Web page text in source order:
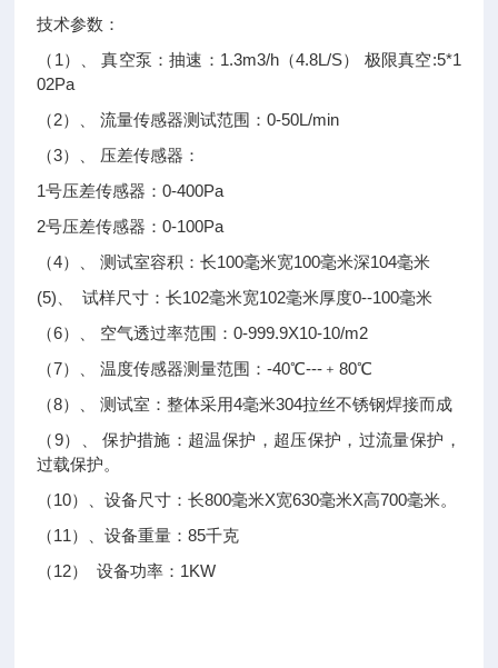
技术参数：
（1）、 真空泵：抽速：1.3m3/h（4.8L/S） 极限真空:5*1
02Pa
（2）、 流量传感器测试范围：0-50L/min
（3）、 压差传感器：
1号压差传感器：0-400Pa
2号压差传感器：0-100Pa
（4）、 测试室容积：长100毫米宽100毫米深104毫米
(5)、 试样尺寸：长102毫米宽102毫米厚度0--100毫米
（6）、 空气透过率范围：0-999.9X10-10/m2
（7）、 温度传感器测量范围：-40℃---﹢80℃
（8）、 测试室：整体采用4毫米304拉丝不锈钢焊接而成
（9）、 保护措施：超温保护，超压保护，过流量保护，
过载保护。
（10）、设备尺寸：长800毫米X宽630毫米X高700毫米。
（11）、设备重量：85千克
（12） 设备功率：1KW